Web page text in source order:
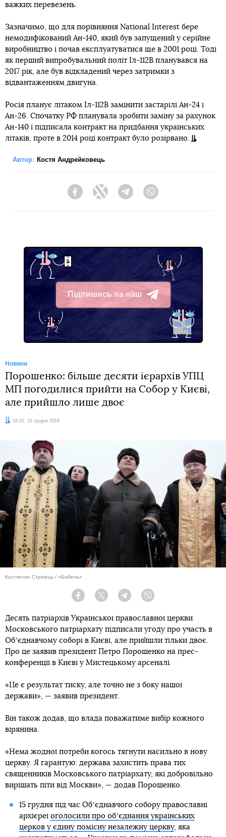
важких перевезень.
Зазначимо, що для порівняння National Interest бере
немодифікований Ан-140, який був запущений у серійне
виробництво і почав експлуатуватися ще в 2001 році. Тоді
як перший випробувальний політ Іл-112В планувався на
2017 рік, але був відкладений через затримки з
відвантаженням двигуна.
Росія планує літаком Іл-112В замінити застарілі Ан-24 і
Ан-26. Спочатку РФ планувала зробити заміну за рахунок
Ан-140 і підписала контракт на придбання українських
літаків, проте в 2014 році контракт було розірвано.
Автор: Костя Андрейковець
FacebookTwitter Telegram
Підпишись на наш
Telegram
Новини
Порошенко: більше десяти ієрархів УПЦ
МП погодилися прийти на Собор у Києві,
але прийшло лише двоє
Дата:16:31, 16 грудня 2018
Костянтин Стрілець / «Бабель»
Facebook Twitter Telegram
Десять патріархів Української православної церкви
Московського патріархату підписали угоду про участь в
Обʼєднавчому соборі в Києві, але прийшли тільки двоє.
Про це заявив президент Петро Порошенко на прес-
конференції в Києві у Мистецькому арсеналі.
«Це є результат тиску, але точно не з боку нашої
держави», — заявив президент.
Він також додав, що влада поважатиме вибір кожного
вірянина.
«Нема жодної потреби когось тягнути насильно в нову
церкву. Я гарантую: держава захистить права тих
священників Московського патріархату, які добровільно
вирішать піти від Москви», — додав Порошенко.
15 грудня під час Обʼєднавчого собору православні
архієреї оголосили про обʼєднання українських
церков у єдину помісну незалежну церкву, яка